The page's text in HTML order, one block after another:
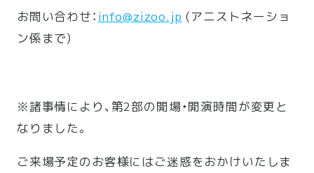
お問い合わせ： info@zizoo.jp (アニストネーショ
ン係まで)
※諸事情により、第2部の開場・開演時間が変更と
なりました。
ご来場予定のお客様にはご迷惑をおかけいたしま